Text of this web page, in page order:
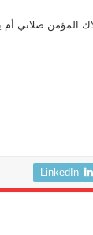
المؤمن صلاتي
LinkedIn